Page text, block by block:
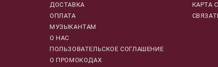
ДОСТАВКА
ОПЛАТА
МУЗЫКАНТАМ
О НАС
ПОЛЬЗОВАТЕЛЬСКОЕ СОГЛАШЕНИЕ
О ПРОМОКОДАХ
КАРТА